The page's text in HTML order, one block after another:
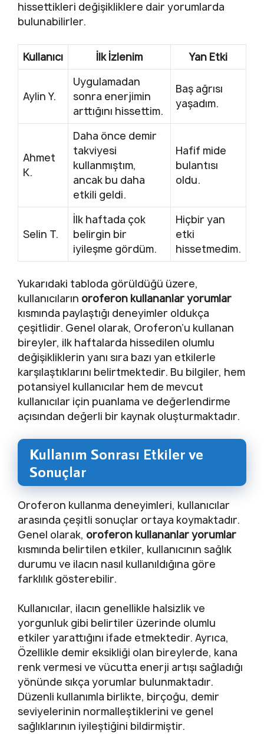
hissettikleri değişikliklere dair yorumlarda
bulunabilirler.
Kullanıcı İlk İzlenim Yan Etki
Aylin Y.
Uygulamadan
sonra enerjimin
arttığını hissettim.
Baş ağrısı
yaşadım.
Ahmet
K.
Daha önce demir
takviyesi
kullanmıştım,
ancak bu daha
etkili geldi.
Hafif mide
bulantısı
oldu.
Selin T.
İlk haftada çok
belirgin bir
iyileşme gördüm.
Hiçbir yan
etki
hissetmedim.
Yukarıdaki tabloda görüldüğü üzere,
kullanıcıların oroferon kullananlar yorumlar
kısmında paylaştığı deneyimler oldukça
çeşitlidir. Genel olarak, Oroferon’u kullanan
bireyler, ilk haftalarda hissedilen olumlu
değişikliklerin yanı sıra bazı yan etkilerle
karşılaştıklarını belirtmektedir. Bu bilgiler, hem
potansiyel kullanıcılar hem de mevcut
kullanıcılar için puanlama ve değerlendirme
açısından değerli bir kaynak oluşturmaktadır.
Kullanım Sonrası Etkiler ve
Sonuçlar
Oroferon kullanma deneyimleri, kullanıcılar
arasında çeşitli sonuçlar ortaya koymaktadır.
Genel olarak, oroferon kullananlar yorumlar
kısmında belirtilen etkiler, kullanıcının sağlık
durumu ve ilacın nasıl kullanıldığına göre
farklılık gösterebilir.
Kullanıcılar, ilacın genellikle halsizlik ve
yorgunluk gibi belirtiler üzerinde olumlu
etkiler yarattığını ifade etmektedir. Ayrıca,
Özellikle demir eksikliği olan bireylerde, kana
renk vermesi ve vücutta enerji artışı sağladığı
yönünde sıkça yorumlar bulunmaktadır.
Düzenli kullanımla birlikte, birçoğu, demir
seviyelerinin normalleştiklerini ve genel
sağlıklarının iyileştiğini bildirmiştir.